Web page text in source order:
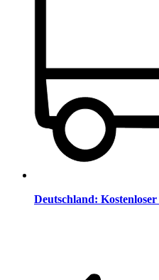
Deutschland: